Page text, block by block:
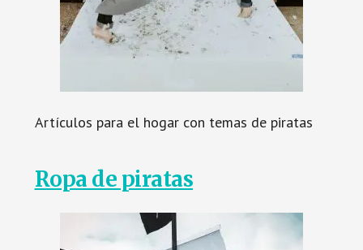
Artículos para el hogar con temas de piratas
Ropa de piratas